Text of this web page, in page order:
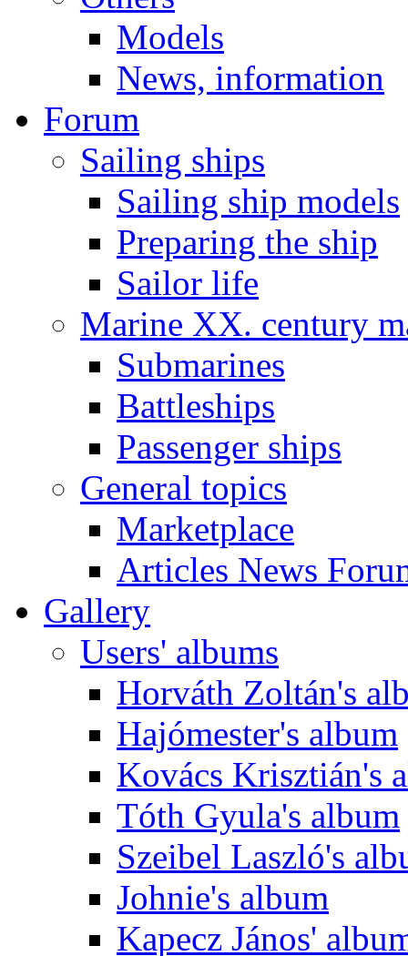
Models
News, information
Forum
Sailing ships
Sailing ship models
Preparing the ship
Sailor life
Marine XX. century
Submarines
Battleships
Passenger ships
General topics
Marketplace
Articles News
Gallery
Users' albums
Horváth Zoltán's
Hajómester's album
Kovács Krisztián's
Tóth Gyula's album
Szeibel Laszló's
Johnie's album
Kapecz János'